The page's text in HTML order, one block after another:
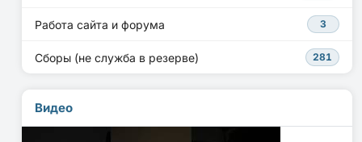
Работа сайта и форума 3
Сборы (не служба в резерве) 281
Видео